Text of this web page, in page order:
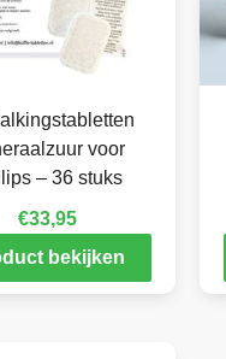
voor
– 36 stuks
€33,95
bekijken